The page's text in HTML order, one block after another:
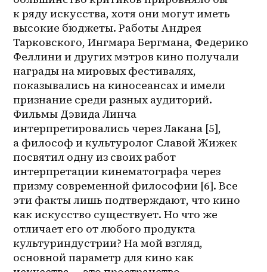
к ряду искусства, хотя они могут иметь
высокие бюджеты. Работы Андрея
Тарковского, Ингмара Бергмана, Федерико
Феллини и других мэтров кино получали
награды на мировых фестивалях,
показывались на киносеансах и имели
признание среди разных аудиторий.
Фильмы Дэвида Линча
интерпретировались через Лакана [5],
а философ и культуролог Славой Жижек
посвятил одну из своих работ
интерпретации кинематографа через
призму современной философии [6]. Все
эти факты лишь подтверждают, что кино
как искусство существует. Но что же
отличает его от любого продукта
культуриндустрии? На мой взгляд,
основной параметр для кино как